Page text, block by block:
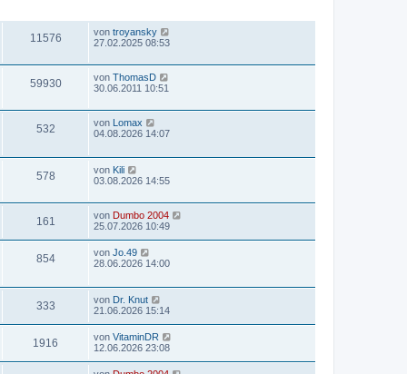
11576 von troyansky
27.02.2025 08:53
59930 von ThomasD
30.06.2011 10:51
532 von Lomax
04.08.2026 14:07
578 von Kili
03.08.2026 14:55
161 von Dumbo 2004
25.07.2026 10:49
854 von Jo.49
28.06.2026 14:00
333 von Dr. Knut
21.06.2026 15:14
1916 von VitaminDR
12.06.2026 23:08